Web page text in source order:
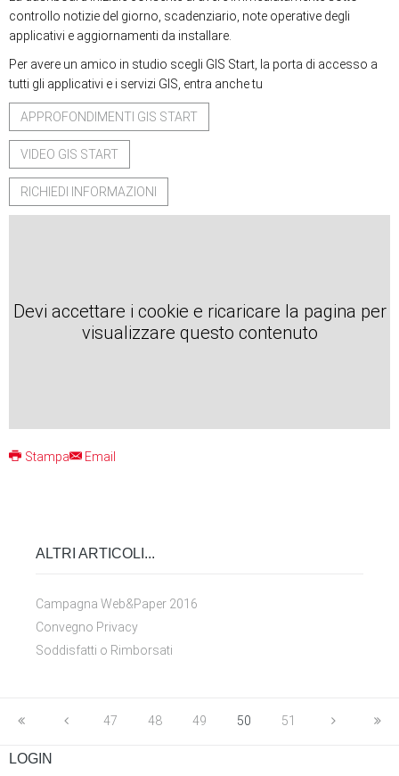
controllo notizie del giorno, scadenziario, note operative degli
applicativi e aggiornamenti da installare.
Per avere un amico in studio scegli GIS Start, la porta di accesso a
tutti gli applicativi e i servizi GIS, entra anche tu
APPROFONDIMENTI GIS START
VIDEO GIS START
RICHIEDI INFORMAZIONI
Devi accettare i cookie e ricaricare la pagina per
visualizzare questo contenuto
Stampa Email
ALTRI ARTICOLI...
Campagna Web&Paper 2016
Convegno Privacy
Soddisfatti o Rimborsati
47 48 49 50 51
LOGIN